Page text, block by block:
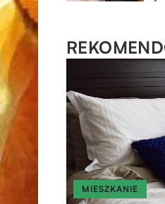
BIZNES-RYNEK I
MIESZKANIE